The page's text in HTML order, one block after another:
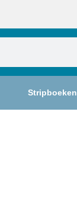
Stripboeken